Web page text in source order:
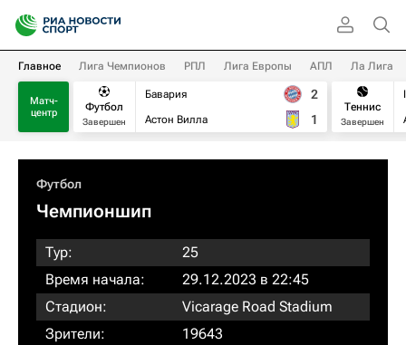
Главное Лига Чемпионов РПЛ Лига Европы АПЛ Ла Лига
Матч-
центр
Футбол
Завершен
Бавария
Астон Вилла
2
1
Теннис
Завершен
Футбол
Чемпионшип
Тур:
25
Время начала:
29.12.2023 в 22:45
Стадион:
Vicarage Road Stadium
Зрители:
19643